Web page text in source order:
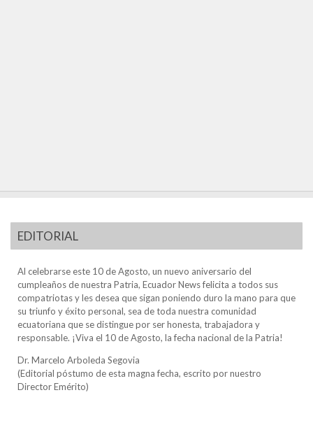
EDITORIAL
Al celebrarse este 10 de Agosto, un nuevo aniversario del
cumpleaños de nuestra Patria, Ecuador News felicita a todos sus
compatriotas y les desea que sigan poniendo duro la mano para que
su triunfo y éxito personal, sea de toda nuestra comunidad
ecuatoriana que se distingue por ser honesta, trabajadora y
responsable. ¡Viva el 10 de Agosto, la fecha nacional de la Patria!
Dr. Marcelo Arboleda Segovia
(Editorial póstumo de esta magna fecha, escrito por nuestro
Director Emérito)